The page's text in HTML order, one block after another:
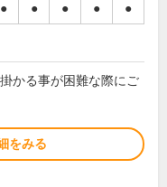
● ● ● ● ●
かる事が困難な際にご
をみる